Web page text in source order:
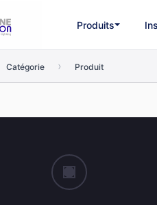
Produits
Catégorie › Produit